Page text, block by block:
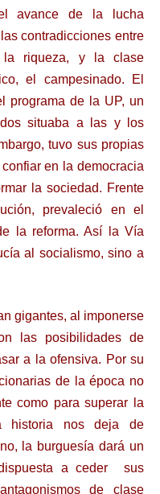
el avancede la lucha
contradicciones entre
riqueza, y la clase
el campesinado. El
programa de la UP, un
situaba a las y los
tuvo sus propias
en la democracia
la sociedad. Frente
prevaleció en el
la reforma. Así la Vía
al socialismo, sino a
gigantes, al imponerse
las posibilidades de
a la ofensiva. Por su
de la época no
como parasuperar la
historia nos deja de
la burguesía dará un
a ceder sus
de clase